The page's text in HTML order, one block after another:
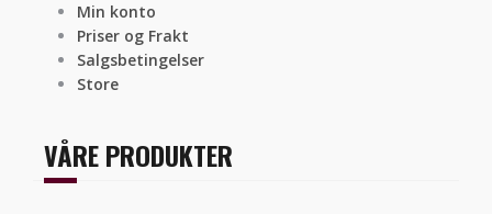
Min konto
Priser og Frakt
Salgsbetingelser
Store
VÅRE PRODUKTER